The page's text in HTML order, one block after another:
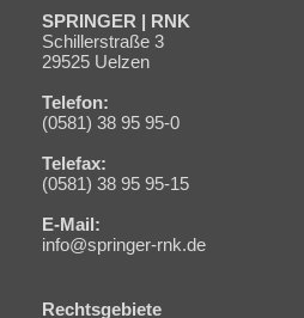
SPRINGER | RNK
Schiller­straße 3
29525 Uelzen
Telefon:
(0581) 38 95 95-0
Telefax:
(0581) 38 95 95-15
E-Mail:
info@springer-rnk.de
Rechtsgebiete